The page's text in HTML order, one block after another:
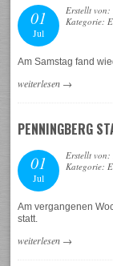
01
Jul
Erstellt
Kategorie:
Am Samstag fand
weiterlesen →
PENNINGBERG
01
Jul
Erstellt
Kategorie:
Am vergangenen
statt.
weiterlesen →